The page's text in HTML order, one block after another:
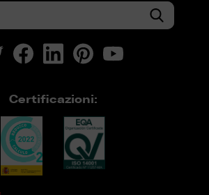
Certificazioni: